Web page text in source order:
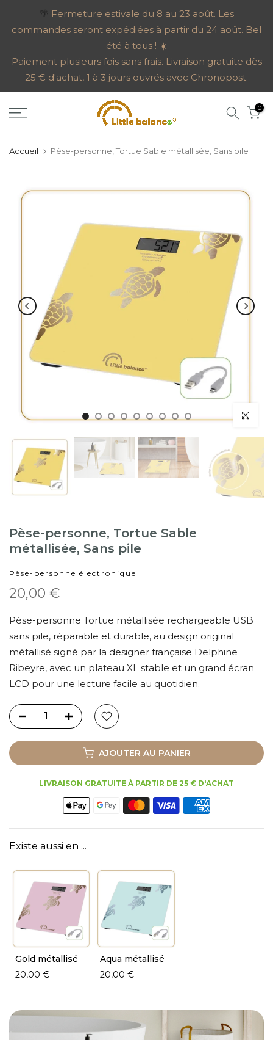
au
🌴 Fermeture estivale du 8 au 23 août. Les
commandes seront expédiées à partir du 24 août. Bel
été à tous ! ☀️
Paiement plusieurs fois sans frais. Livraison gratuite dès
25 € d'achat, 1 à 3 jours ouvrés avec Chronopost.
0
Accueil Pèse-personne, Tortue Sable métallisée, Sans pile
Lecture
Pèse-personne, Tortue Sable
métallisée, Sans pile
Pèse-personne électronique
20,00 €
Pèse-personne Tortue métallisée rechargeable USB
sans pile, réparable et durable, au design original
métallisé signé par la designer française Delphine
Ribeyre, avec un plateau XL stable et un grand écran
LCD pour une lecture facile au quotidien.
AJOUTER AU PANIER
LIVRAISON GRATUITE À PARTIR DE 25 € D'ACHAT
Existe aussi en ...
Gold métallisé
20,00 €
Aqua métallisé
20,00 €